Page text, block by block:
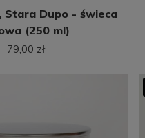
Stara Dupo - świeca
(250 ml)
79,00 zł